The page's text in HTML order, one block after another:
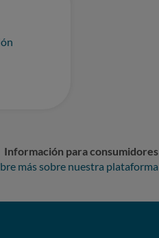
Información para consumidores
más sobre nuestra plataforma